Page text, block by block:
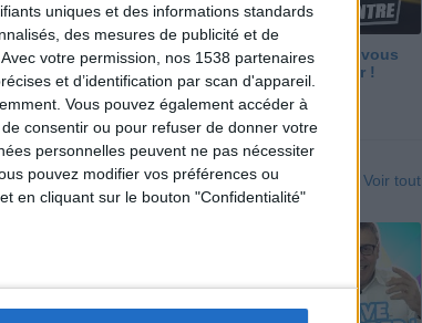
uniques et des informations standards
des mesures de publicité et de
Avec votre permission, nos 1538 partenaires
et d’identification par scan d'appareil.
Vous pouvez également accéder à
consentir ou pour refuser de donner votre
personnelles peuvent ne pas nécessiter
pouvez modifier vos préférences ou
en cliquant sur le bouton "Confidentialité"
la perte de poids ?
comment ?
Maigrir vite ? Ce que vous
devez vraiment savoir !
Voir tout